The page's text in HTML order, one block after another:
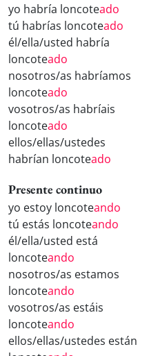
yo habría loncoteado
tú habrías loncoteado
él/ella/usted habría
loncoteado
nosotros/as habríamos
loncoteado
vosotros/as habríais
loncoteado
ellos/ellas/ustedes
habrían loncoteado
Presente continuo
yo estoy loncoteando
tú estás loncoteando
él/ella/usted está
loncoteando
nosotros/as estamos
loncoteando
vosotros/as estáis
loncoteando
ellos/ellas/ustedes están